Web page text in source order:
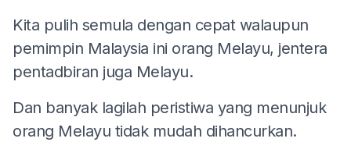
Kita pulih semula dengan cepat walaupun
pemimpin Malaysia ini orang Melayu, jentera
pentadbiran juga Melayu.
Dan banyak lagilah peristiwa yang menunjuk
orang Melayu tidak mudah dihancurkan.